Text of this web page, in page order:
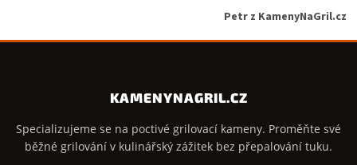
Petr z KamenyNaGril.cz
KAMENYNAGRIL.CZ
Specializujeme se na poctivé grilovací kameny. Proměňte své
běžné grilování v kulinářský zážitek bez přepalování tuku.